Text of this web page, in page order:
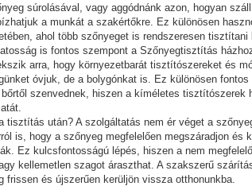
súrolásával, vagy aggódnánk azon, hogyan
a munkát a szakértőkre. Ez különösen
ahol több szőnyeget is rendszeresen tisztítani
is fontos szempont a Szőnyegtisztítás
arra, hogy környezetbarát tisztítószereket és
óvjuk, de a bolygónkat is. Ez különösen fontos
szenvednek, hiszen a kíméletes tisztítószerek
tisztítás után? A szolgáltatás nem ér véget a
is, hogy a szőnyeg megfelelően megszáradjon és
Ez kulcsfontosságú lépés, hiszen a nem
kellemetlen szagot áraszthat. A szakszerű
frissen és újszerűen kerüljön vissza otthonunkba.